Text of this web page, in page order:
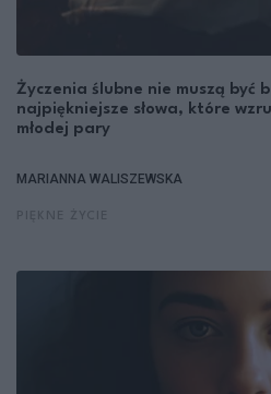
Życzenia ślubne nie muszą być
najpiękniejsze słowa, które
młodej pary
MARIANNA WALISZEWSKA